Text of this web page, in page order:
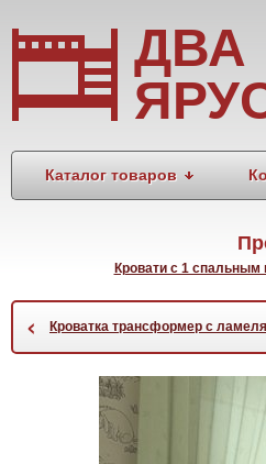
ДВА
Каталог товаров
Кровати с 1 спальным
‹ Кроватка трансформер с